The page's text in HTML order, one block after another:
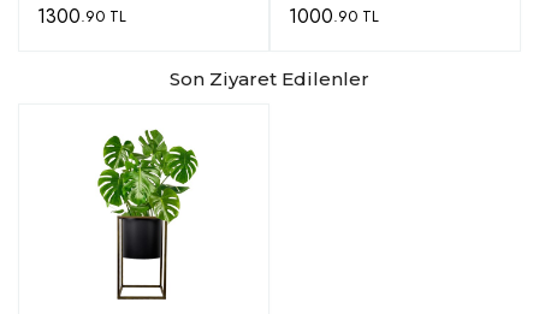
1300.90 TL 1000.90 TL
Son Ziyaret Edilenler